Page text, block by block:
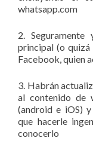
whatsapp.com
2.
principal (o
Facebook, quien
3. Habrán
al contenido de
(android e iOS)
que hacerle
conocerlo